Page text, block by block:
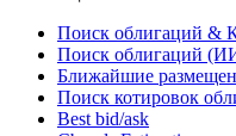
Облигации
Поиск облигаций &